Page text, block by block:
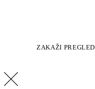
ZAKAŽI PREGLED